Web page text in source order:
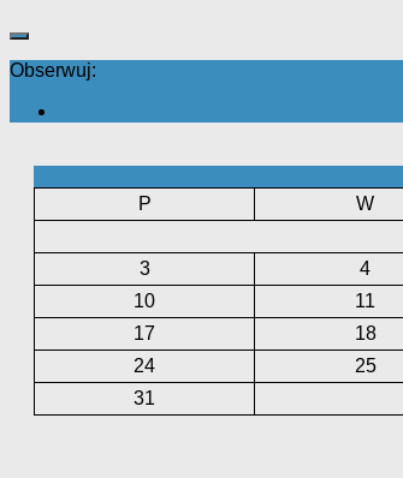
Obserwuj:
P
W
3
4
10
11
17
18
24
25
31